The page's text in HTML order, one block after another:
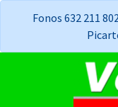
Fonos 632 211